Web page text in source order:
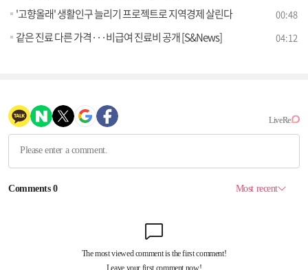
'고향올래' 생활인구 늘리기 프로젝트로 지역경제 살린다 00:48
같은 진료 다른 가격···비급여 진료비 공개 [S&News] 04:12